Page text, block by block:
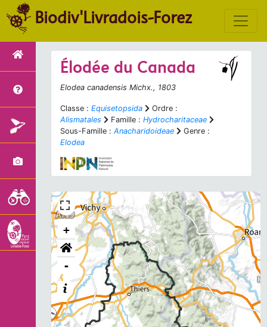
Biodiv'Livradois-Forez
Élodée du Canada
Elodea canadensis Michx., 1803
Classe : Equisetopsida
Ordre :
Alismatales
Famille : Hydrocharitaceae
Sous-Famille : Anacharidoideae
Genre :
Elodea
+
-